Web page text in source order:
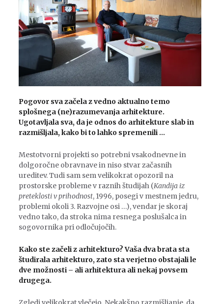
Pogovor sva začela z vedno aktualno temo
splošnega (ne)razumevanja arhitekture.
Ugotavljala sva, da je odnos do arhitekture slab in
razmišljala, kako bi to lahko spremenili …
Mestotvorni projekti so potrebni vsakodnevne in
dolgoročne obravnave in niso stvar začasnih
ureditev. Tudi sam sem velikokrat opozoril na
prostorske probleme v raznih študijah (Kandija iz
preteklosti v prihodnost, 1996, posegi v mestnem jedru,
problemi okoli 3. Razvojne osi …), vendar je skoraj
vedno tako, da stroka nima resnega poslušalca in
sogovornika pri odločujočih.
Kako ste začeli z arhitekturo? Vaša dva brata sta
študirala arhitekturo, zato sta verjetno obstajali le
dve možnosti – ali arhitektura ali nekaj povsem
drugega.